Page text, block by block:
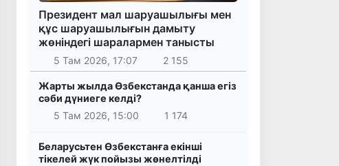
Президент мал шаруашылығы мен
құс шаруашылығын дамыту
жөніндегі шаралармен танысты
5 Там 2026, 17:07 2 155
Жарты жылда Өзбекстанда қанша егіз
сәби дүниеге келді?
5 Там 2026, 15:00
1 174
Беларусьтен Өзбекстанға екінші
тікелей жүк пойызы жөнелтілді